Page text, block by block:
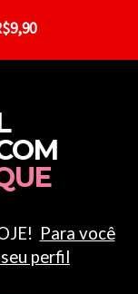
Para você
perfil